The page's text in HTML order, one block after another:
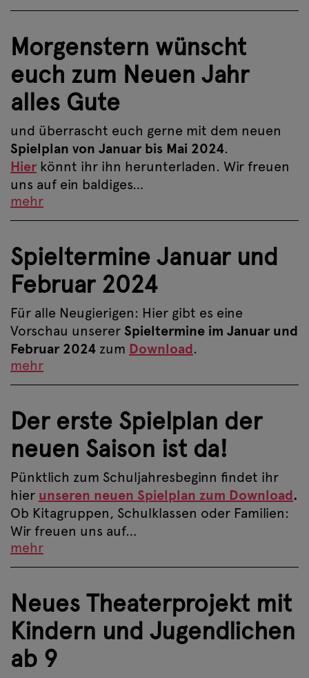
Morgenstern wünscht
euch zum Neuen Jahr
alles Gute
und überrascht euch gerne mit dem neuen
Spielplan von Januar bis Mai 2024.
Hier könnt ihr ihn herunterladen. Wir freuen
uns auf ein baldiges…
mehr
Spieltermine Januar und
Februar 2024
Für alle Neugierigen: Hier gibt es eine
Vorschau unserer Spieltermine im Januar und
Februar 2024 zum Download.
mehr
Der erste Spielplan der
neuen Saison ist da!
Pünktlich zum Schuljahresbeginn findet ihr
hier unseren neuen Spielplan zum Download.
Ob Kitagruppen, Schulklassen oder Familien:
Wir freuen uns auf…
mehr
Neues Theaterprojekt mit
Kindern und Jugendlichen
ab 9